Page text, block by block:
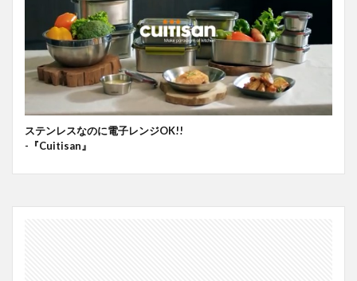
ステンレスなのに電子レンジOK!!
-『Cuitisan』